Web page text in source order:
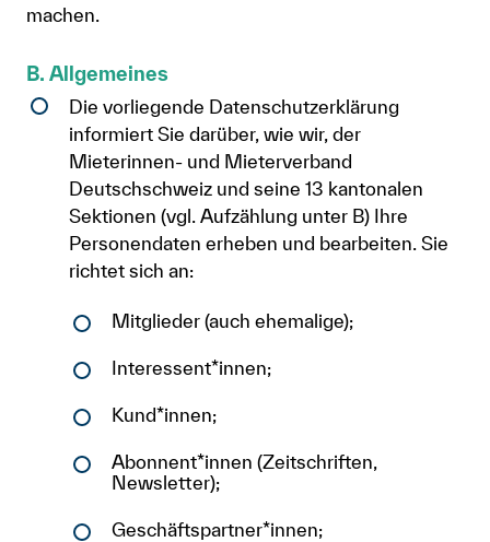
machen.
B. Allgemeines
Die vorliegende Datenschutzerklärung
informiert Sie darüber, wie wir, der
Mieterinnen- und Mieterverband
Deutschschweiz und seine 13 kantonalen
Sektionen (vgl. Aufzählung unter B) Ihre
Personendaten erheben und bearbeiten. Sie
richtet sich an:
Mitglieder (auch ehemalige);
Interessent*innen;
Kund*innen;
Abonnent*innen (Zeitschriften,
Newsletter);
Geschäftspartner*innen;